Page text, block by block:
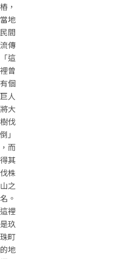
樁，
當地
民間
流傳
「這
裡曾
有個
巨人
將大
樹伐
倒」
，而
得其
伐株
山之
名。
這裡
是玖
珠町
的地